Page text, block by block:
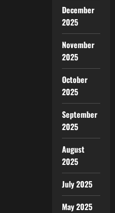
December
2025
November
2025
October
2025
September
2025
August
2025
July 2025
May 2025